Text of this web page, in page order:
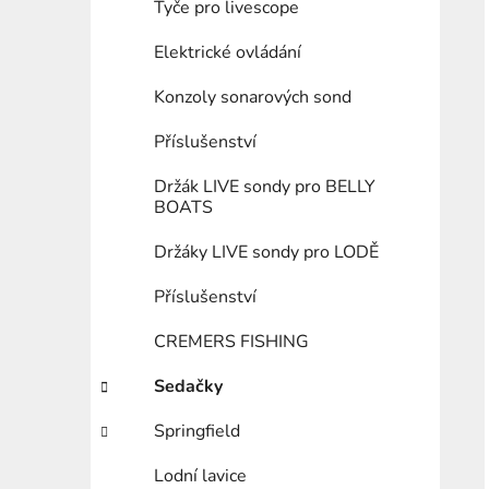
Tyče pro livescope
Elektrické ovládání
Konzoly sonarových sond
Příslušenství
Držák LIVE sondy pro BELLY
BOATS
Držáky LIVE sondy pro LODĚ
Příslušenství
CREMERS FISHING
Sedačky
Springfield
Lodní lavice